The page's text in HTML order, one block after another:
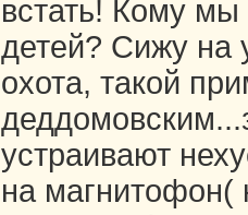
встать! Кому
детей? Сижу на
охота, такой
устраивают
на магнитофон(